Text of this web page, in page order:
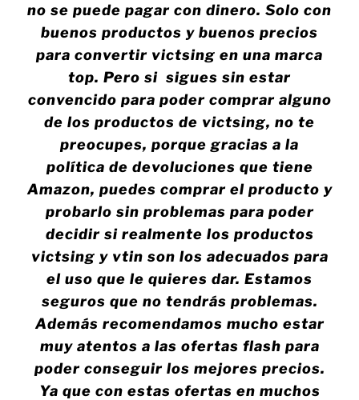
no se puede pagar con dinero. Solo con
buenos productos y buenos precios
para convertir victsing en una marca
top. Pero si sigues sin estar
convencido para poder comprar alguno
de los productos de victsing, no te
preocupes, porque gracias a la
política de devoluciones que tiene
Amazon, puedes comprar el producto y
probarlo sin problemas para poder
decidir si realmente los productos
victsing y vtin son los adecuados para
el uso que le quieres dar. Estamos
seguros que no tendrás problemas.
Además recomendamos mucho estar
muy atentos a las ofertas flash para
poder conseguir los mejores precios.
Ya que con estas ofertas en muchos